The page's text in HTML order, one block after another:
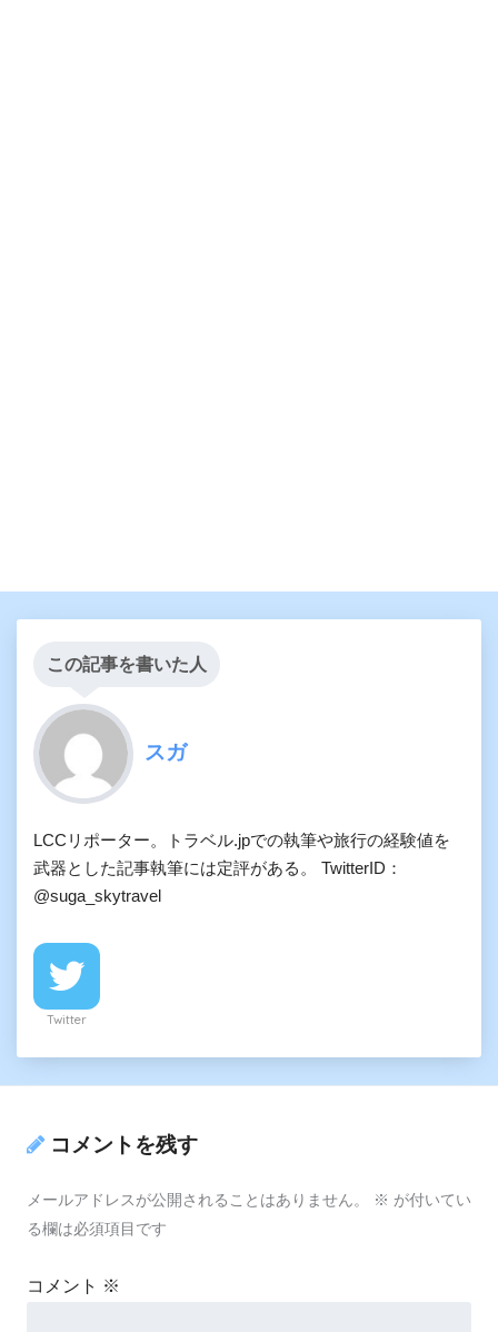
この記事を書いた人
スガ
LCCリポーター。トラベル.jpでの執筆や旅行の経験値を
武器とした記事執筆には定評がある。 TwitterID：
@suga_skytravel
Twitter
コメントを残す
メールアドレスが公開されることはありません。 ※ が付いてい
る欄は必須項目です
コメント ※